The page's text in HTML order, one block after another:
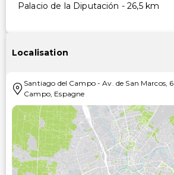
Palacio de la Diputación - 26,5 km
Localisation
Santiago del Campo-Av. de San Marcos, 6
Campo, Espagne